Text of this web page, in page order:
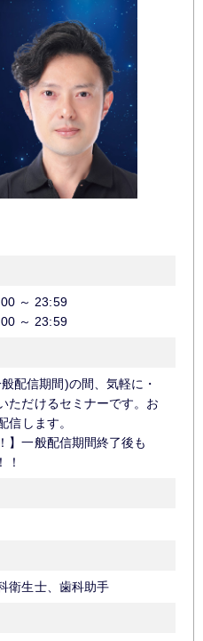
～ 23:59
～ 23:59
配信期間)の間、気軽に・
ただけるセミナーです。お
信します。
】一般配信期間終了後も
！
衛生士、歯科助手